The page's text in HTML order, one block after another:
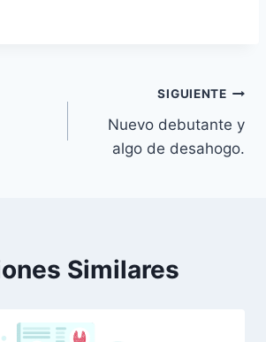
SIGUIENTE
Nuevo debutante y
algo de desahogo.
Similares